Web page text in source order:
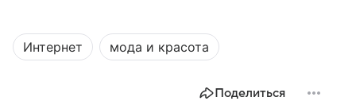
Интернет мода и красота
Поделиться